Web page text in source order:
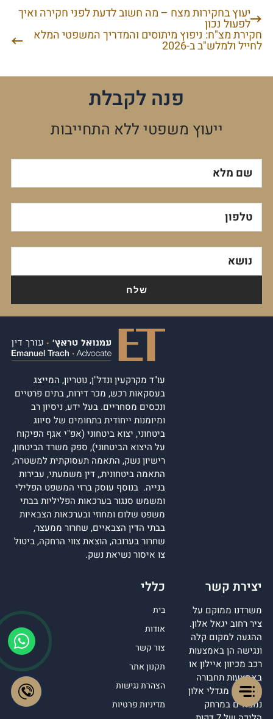
ניווטיעוץ בחקירות מצח – מה חשוב לדעת לפני חקירה ואיך
לפעול נכון
חקירת מצ"ח: ניפוץ מיתוסים והמדריך המשפטי המלא
לחייל ולמלש"ב ב-2026
פנה לקבלת
ייעוץ משפטי ללא התחייבות
שם מלא
טלפון
נושא
עו"ד מקרקעין ונדל"ן, נוטריון, המייצג
בעסקאות רכש, מכר דירות, בתים פרטיים
ונכסים מסחריים. בעל ידע, ניסיון רב
ומיומנות ייחודית בתחומים של סיווג
ביטחוני, יצוא ביטחוני (אפ"י אגף הפיקוח
על היצוא הביטחוני), ספק משרד הביטחון,
רישיון נשק, התאמה תעסוקתית למשטרה,
התאמה ביטחונית,, דין משמעתי, עבירות
בנייה. בנוסף עוסק ברזי המשפט הפלילי
ומשמש סנגור בערכאות הפליליות בבתי
משפט שלום ומחוזי ובערכאות הצבאיות
בבתי הדין הצבאיים, שחרור ממעצר,
שחרור בערובה, הוצאת צווי הרחקה, ביטול
צו איסור נשיאת נשק.
יצירת קשר
משרדנו ממוקם על
ציר רחוב יגאל אלון.
ההגעה למקום קלה
ונגישה הן באמצעות
רכב מכיוון איילון או
באמצעות תחבורה
ציבורית. מגדלי אלון
נמצאים במרחק
כללי
בית
אודות
צור קשר
תקנון אתר
הצהרת נגישות
מדיניות פרטיות